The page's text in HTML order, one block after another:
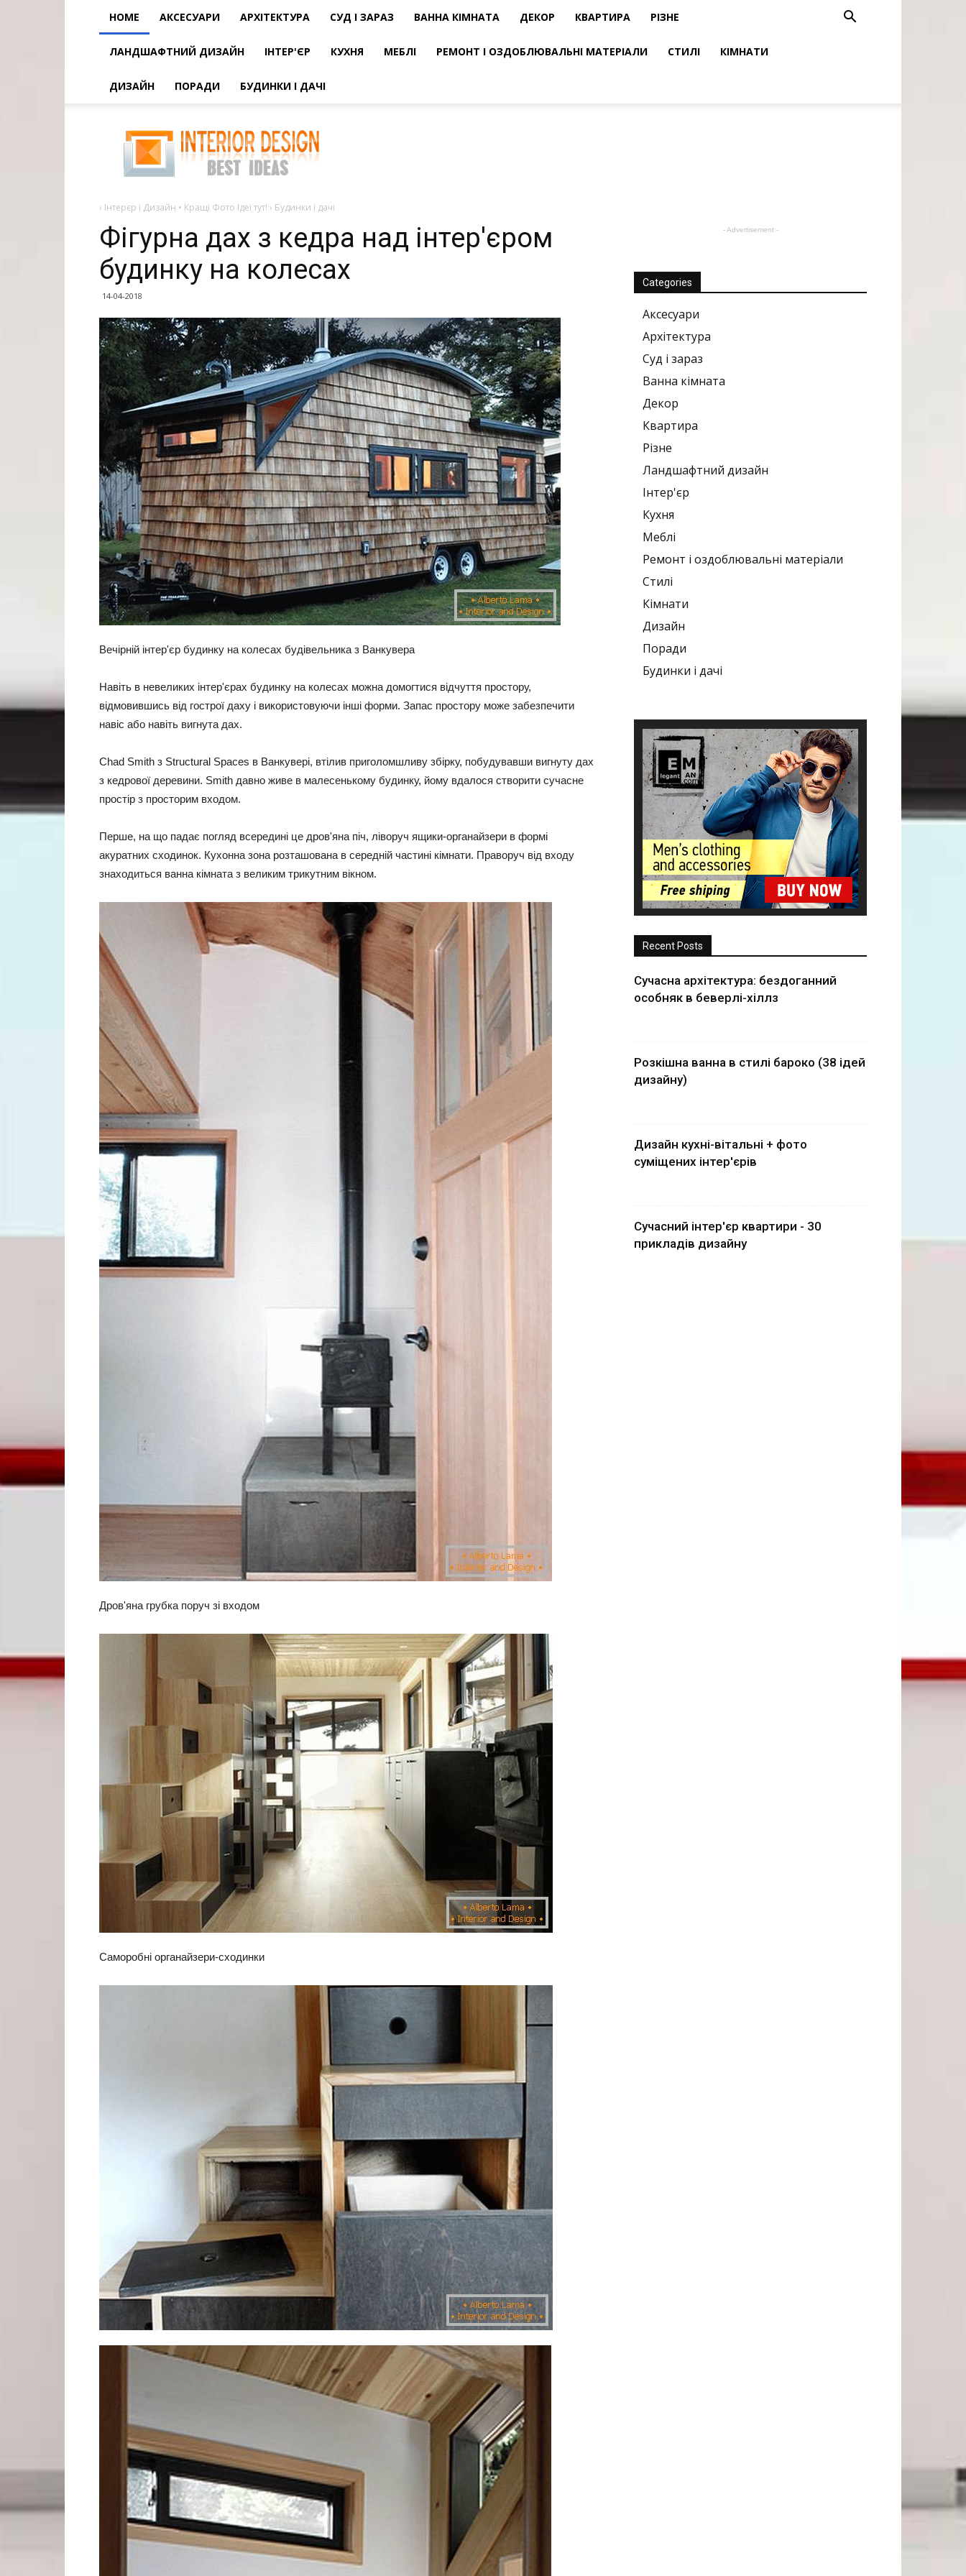
HOME АКСЕСУАРИ АРХІТЕКТУРА СУД І ЗАРАЗ ВАННА КІМНАТА ДЕКОР КВАРТИРА РІЗНЕ
ЛАНДШАФТНИЙ ДИЗАЙН ІНТЕР'ЄР КУХНЯ МЕБЛІ РЕМОНТ І ОЗДОБЛЮВАЛЬНІ МАТЕРІАЛИ СТИЛІ КІМНАТИ
ДИЗАЙН ПОРАДИ БУДИНКИ І ДАЧІ
дах
з
кедра
над
інтер'єром
колесах
› Інтерєр і Дизайн • Кращі Фото Ідеї тут! › Будинки і дачі
Фігурна дах з кедра над інтер'єром
будинку на колесах
14-04-2018
Вечірній інтер'єр будинку на колесах будівельника з Ванкувера
Навіть в невеликих інтер'єрах будинку на колесах можна домогтися відчуття простору,
відмовившись від гострої даху і використовуючи інші форми. Запас простору може забезпечити
навіс або навіть вигнута дах.
Chad Smith з Structural Spaces в Ванкувері, втілив приголомшливу збірку, побудувавши вигнуту дах
з кедрової деревини. Smith давно живе в малесенькому будинку, йому вдалося створити сучасне
простір з просторим входом.
Перше, на що падає погляд всередині це дров'яна піч, ліворуч ящики-органайзери в формі
акуратних сходинок. Кухонна зона розташована в середній частині кімнати. Праворуч від входу
знаходиться ванна кімната з великим трикутним вікном.
Дров'яна грубка поруч зі входом
Саморобні органайзери-сходинки
- Advertisement -
Categories
Аксесуари
Архітектура
Суд і зараз
Ванна кімната
Декор
Квартира
Різне
Ландшафтний дизайн
Інтер'єр
Кухня
Меблі
Ремонт і оздоблювальні матеріали
Стилі
Кімнати
Дизайн
Поради
Будинки і дачі
Recent Posts
Сучасна архітектура: бездоганний
особняк в беверлі-хіллз
Розкішна ванна в стилі бароко (38 ідей
дизайну)
Дизайн кухні-вітальні + фото
суміщених інтер'єрів
Сучасний інтер'єр квартири - 30
прикладів дизайну